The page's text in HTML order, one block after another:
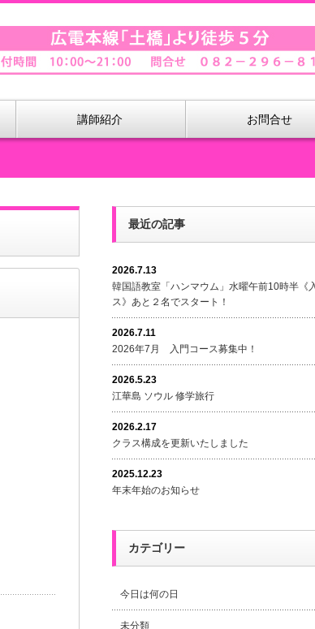
講師紹介 お問合せ
最近の記事
2026.7.13
韓国語教室「ハンマウム」水曜午前10時半《
ス》あと２名でスタート！
2026.7.11
2026年7月 入門コース募集中！
2026.5.23
江華島 ソウル 修学旅行
2026.2.17
クラス構成を更新いたしました
2025.12.23
年末年始のお知らせ
カテゴリー
今日は何の日
未分類